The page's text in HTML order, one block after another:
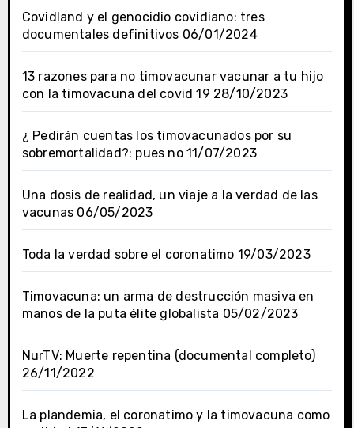
Covidland y el genocidio covidiano: tres
documentales definitivos 06/01/2024
13 razones para no timovacunar vacunar a tu hijo
con la timovacuna del covid 19 28/10/2023
¿ Pedirán cuentas los timovacunados por su
sobremortalidad?: pues no 11/07/2023
Una dosis de realidad, un viaje a la verdad de las
vacunas 06/05/2023
Toda la verdad sobre el coronatimo 19/03/2023
Timovacuna: un arma de destrucción masiva en
manos de la puta élite globalista 05/02/2023
NurTV: Muerte repentina (documental completo)
26/11/2022
La plandemia, el coronatimo y la timovacuna como